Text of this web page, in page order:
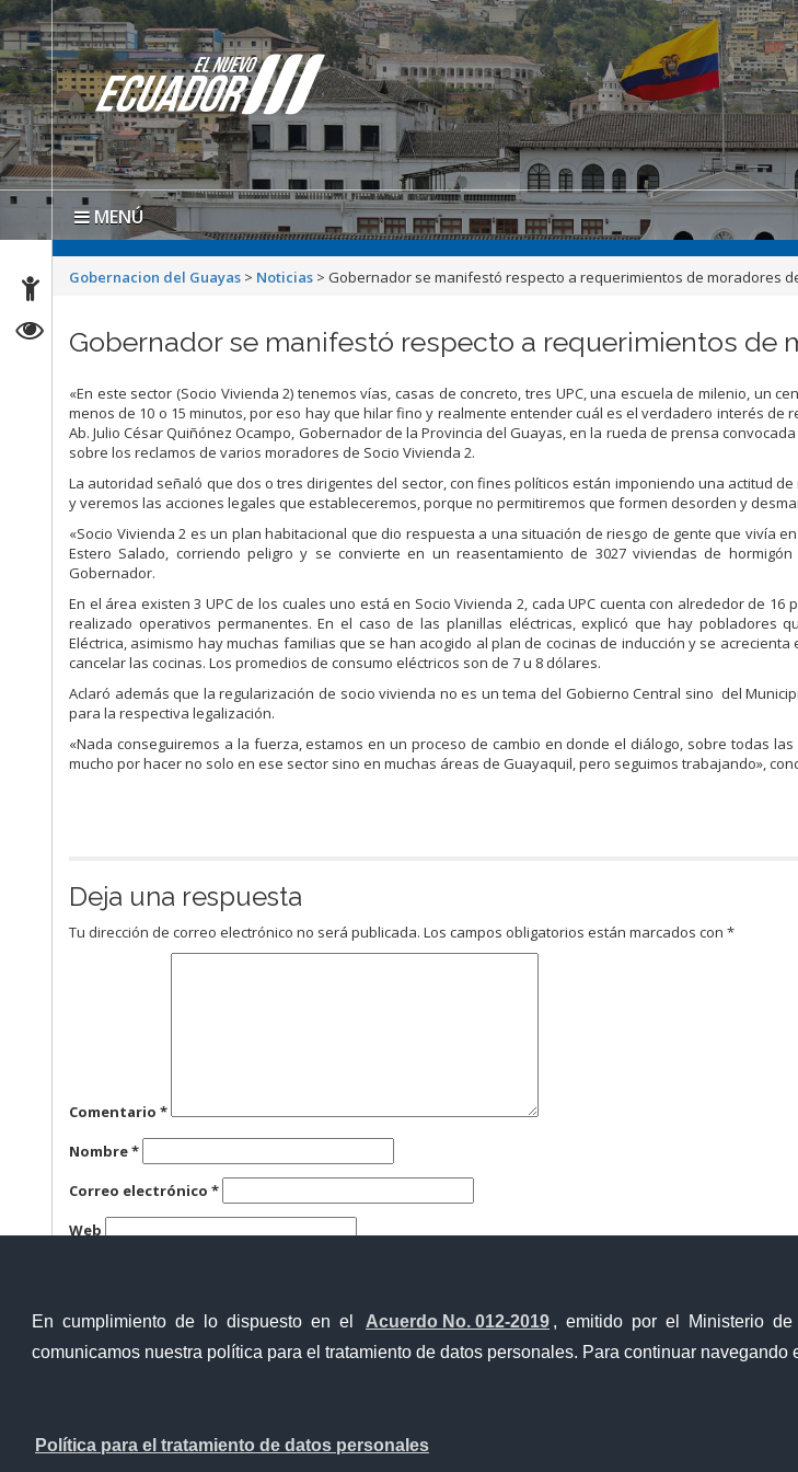
En cumplimiento de lo dispuesto en el Acuerdo No. 012-2019 , emitido por el Ministerio
comunicamos nuestra política para el tratamiento de datos personales. Para continuar
Política para el tratamiento de datos personales
MENÚ
Gobernacion del Guayas > Noticias > Gobernador se manifestó respecto a requerimientos de moradores
Gobernador se manifestó respecto a requerimientos de
«En este sector (Socio Vivienda 2) tenemos vías, casas de concreto, tres UPC, una escuela de milenio, un
menos de 10 o 15 minutos, por eso hay que hilar fino y realmente entender cuál es el verdadero interés de
Ab. Julio César Quiñónez Ocampo, Gobernador de la Provincia del Guayas, en la rueda de prensa
sobre los reclamos de varios moradores de Socio Vivienda 2.
La autoridad señaló que dos o tres dirigentes del sector, con fines políticos están imponiendo una actitud
y veremos las acciones legales que estableceremos, porque no permitiremos que formen desorden y
«Socio Vivienda 2 es un plan habitacional que dio respuesta a una situación de riesgo de gente que vivía
Estero Salado, corriendo peligro y se convierte en un reasentamiento de 3027 viviendas de
Gobernador.
En el área existen 3 UPC de los cuales uno está en Socio Vivienda 2, cada UPC cuenta con alrededor de
realizado operativos permanentes. En el caso de las planillas eléctricas, explicó que hay pobladores
Eléctrica, asimismo hay muchas familias que se han acogido al plan de cocinas de inducción y se
cancelar las cocinas. Los promedios de consumo eléctricos son de 7 u 8 dólares.
Aclaró además que la regularización de socio vivienda no es un tema del Gobierno Central sino del
para la respectiva legalización.
«Nada conseguiremos a la fuerza, estamos en un proceso de cambio en donde el diálogo, sobre todas
mucho por hacer no solo en ese sector sino en muchas áreas de Guayaquil, pero seguimos trabajando»,
Deja una respuesta
Tu dirección de correo electrónico no será publicada. Los campos obligatorios están marcados con*
Comentario*
Nombre*
Correo electrónico*
Web